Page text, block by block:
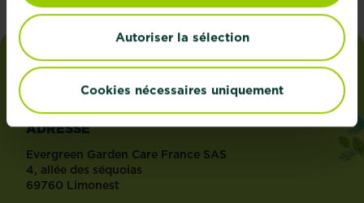
Autoriser la sélection
Cookies nécessaires uniquement
pause jardin
Fertiligène®
ADRESSE
Evergreen Garden Care France SAS
4, allée des séquoias
69760 Limonest